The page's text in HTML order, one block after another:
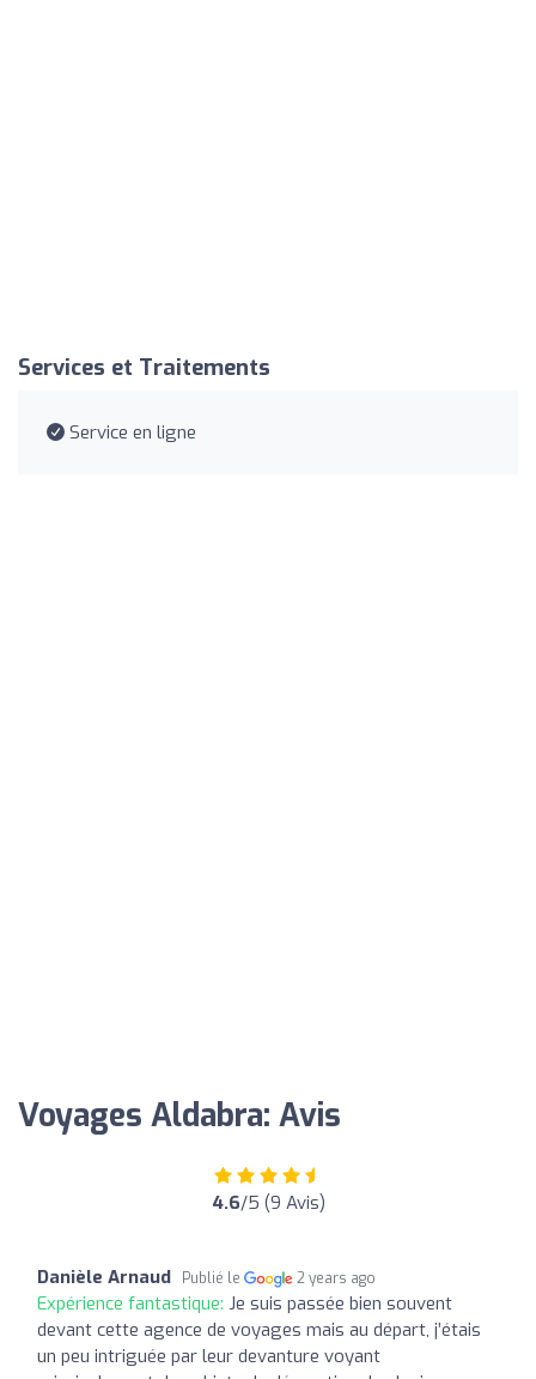
Services et Traitements
Service en ligne
Voyages Aldabra: Avis
4.6/5 (9 Avis)
Danièle Arnaud Publié le 2 years ago
Expérience fantastique: Je suis passée bien souvent
devant cette agence de voyages mais au départ, j’étais
un peu intriguée par leur devanture voyant